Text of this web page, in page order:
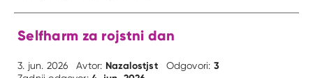
Selfharm za rojstni dan
3. jun. 2026 Avtor: Nazalostjst Odgovori: 3